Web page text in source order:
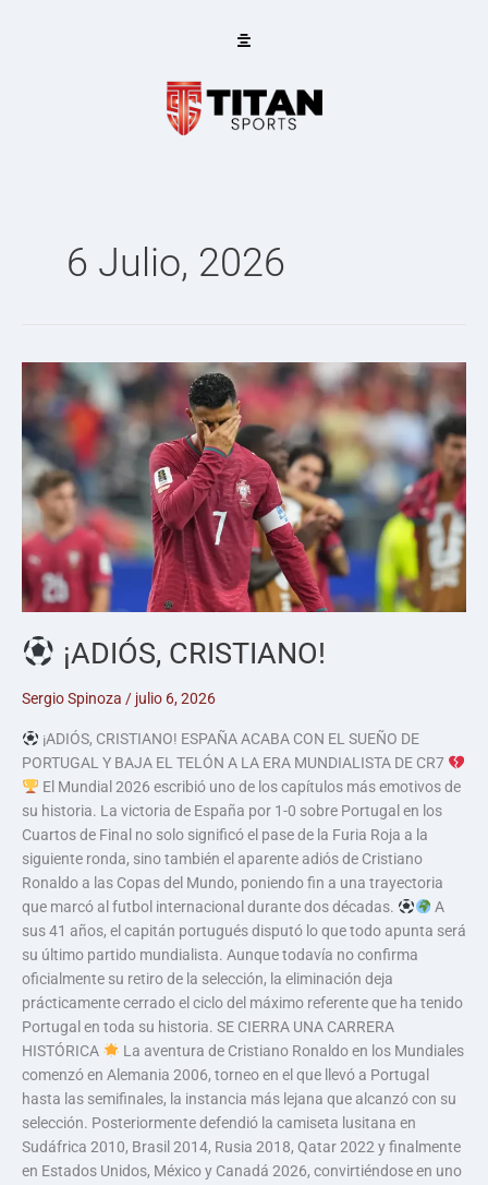
6 Julio, 2026
¡ADIÓS, CRISTIANO!
Sergio Spinoza / julio 6, 2026
¡ADIÓS, CRISTIANO! ESPAÑA ACABA CON EL SUEÑO DE
PORTUGAL Y BAJA EL TELÓN A LA ERA MUNDIALISTA DE CR7
El Mundial 2026 escribió uno de los capítulos más emotivos de
su historia. La victoria de España por 1-0 sobre Portugal en los
Cuartos de Final no solo significó el pase de la Furia Roja a la
siguiente ronda, sino también el aparente adiós de Cristiano
Ronaldo a las Copas del Mundo, poniendo fin a una trayectoria
que marcó al futbol internacional durante dos décadas.
A
sus 41 años, el capitán portugués disputó lo que todo apunta será
su último partido mundialista. Aunque todavía no confirma
oficialmente su retiro de la selección, la eliminación deja
prácticamente cerrado el ciclo del máximo referente que ha tenido
Portugal en toda su historia. SE CIERRA UNA CARRERA
HISTÓRICA
La aventura de Cristiano Ronaldo en los Mundiales
comenzó en Alemania 2006, torneo en el que llevó a Portugal
hasta las semifinales, la instancia más lejana que alcanzó con su
selección. Posteriormente defendió la camiseta lusitana en
Sudáfrica 2010, Brasil 2014, Rusia 2018, Qatar 2022 y finalmente
en Estados Unidos, México y Canadá 2026, convirtiéndose en uno